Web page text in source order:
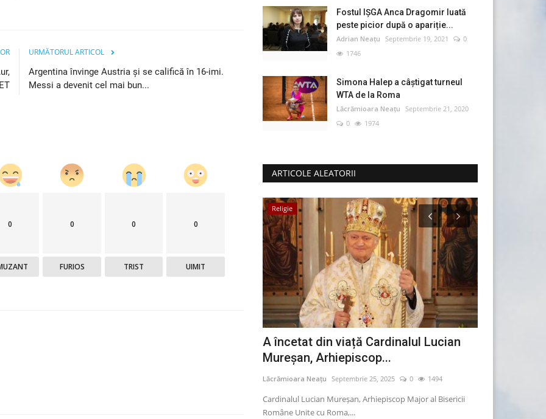
URMĂTORUL ARTICOL
Argentina învinge Austria și se califică în 16-imi.
Messi a devenit cel mai bun...
0 0
FURIOS
0
TRIST
0
UIMIT
Fostul IȘGA Anca Dragomir luată
peste picior după o apariție...
Adrian Neațu Septembrie 19, 2021
0
1746
Simona Halep a câştigat turneul
WTA de la Roma
Lăcrămioara Neațu Septembrie 21, 2020
0
1974
ARTICOLE ALEATORII
au fost
Religie
A încetat din viață Cardinalul Lucian
Mureșan, Arhiepiscop...
Lăcrămioara Neațu Septembrie 25, 2025 0 1494
Cardinalul Lucian Mureșan, Arhiepiscop Major al Bisericii
Române Unite cu Roma,...